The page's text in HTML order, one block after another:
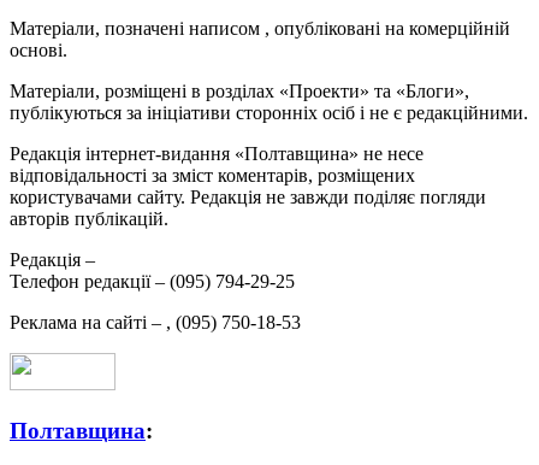
Матеріали, позначені написом , опубліковані на комерційній
основі.
Матеріали, розміщені в розділах «Проекти» та «Блоги»,
публікуються за ініціативи сторонніх осіб і не є редакційними.
Редакція інтернет-видання «Полтавщина» не несе
відповідальності за зміст коментарів, розміщених
користувачами сайту. Редакція не завжди поділяє погляди
авторів публікацій.
Редакція –
Телефон редакції – (095) 794-29-25
Реклама на сайті – , (095) 750-18-53
Полтавщина: